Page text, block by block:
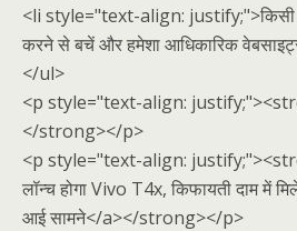
<li style="text-align: justify;">किसी
करने से बचें और हमेशा आधिकारिक
</ul>
<p style="text-align:
</strong></p>
<p style="text-align:
लॉन्च होगा Vivo T4x, किफायती दाम में
आई सामने</a></strong></p>